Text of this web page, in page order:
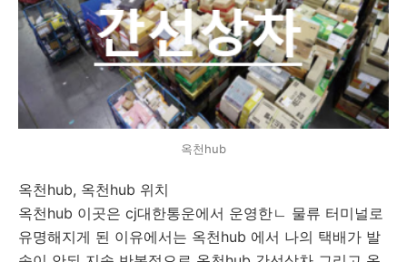
옥천hub
옥천hub, 옥천hub 위치
옥천hub 이곳은 cj대한통운에서 운영한ㄴ 물류 터미널로
유명해지게 된 이유에서는 옥천hub 에서 나의 택배가 발